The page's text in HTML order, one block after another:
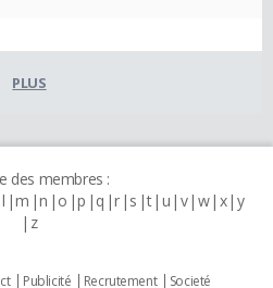
PLUS
des membres :
l m n o p q r s t u v w x y
z
Publicité Recrutement Societé